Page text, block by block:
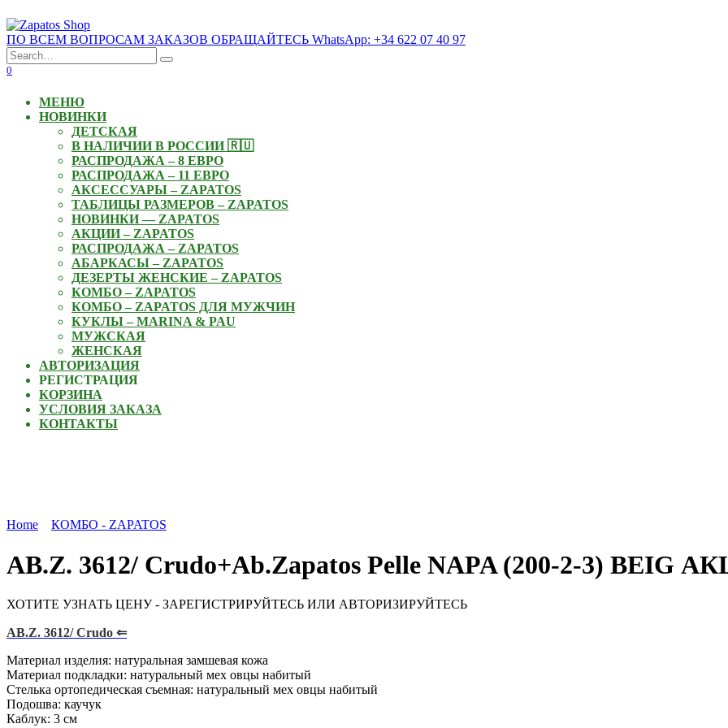
to
content
ПО ВСЕМ ВОПРОСАМ ЗАКАЗОВ ОБРАЩАЙТЕСЬ WhatsApp: +34 622 07 40 97
Search
for:
0
МЕНЮ
НОВИНКИ
ДЕТСКАЯ
В НАЛИЧИИ В РОССИИ 🇷🇺
РАСПРОДАЖА – 8 ЕВРО
РАСПРОДАЖА – 11 ЕВРО
АКСЕССУАРЫ – ZAPATOS
ТАБЛИЦЫ РАЗМЕРОВ – ZAPATOS
НОВИНКИ — ZAPATOS
АКЦИИ – ZAPATOS
РАСПРОДАЖА – ZAPATOS
АБАРКАСЫ – ZAPATOS
ДЕЗЕРТЫ ЖЕНСКИЕ – ZAPATOS
КОМБО – ZAPATOS
КОМБО – ZAPATOS ДЛЯ МУЖЧИН
КУКЛЫ – MARINA & PAU
МУЖСКАЯ
ЖЕНСКАЯ
АВТОРИЗАЦИЯ
РЕГИСТРАЦИЯ
КОРЗИНА
УСЛОВИЯ ЗАКАЗА
КОНТАКТЫ
Home КОМБО - ZAPATOS
AB.Z. 3612/ Crudo+Ab.Zapatos Pelle NAPA (200-2-3) BEIG
ХОТИТЕ УЗНАТЬ ЦЕНУ - ЗАРЕГИСТРИРУЙТЕСЬ ИЛИ АВТОРИЗИРУЙТЕСЬ
AB.Z. 3612/ Crudo ⇐
Материал изделия: натуральная замшевая кожа
Материал подкладки: натуральный мех овцы набитый
Стелька ортопедическая съемная: натуральный мех овцы набитый
Подошва: каучук
Каблук: 3 см